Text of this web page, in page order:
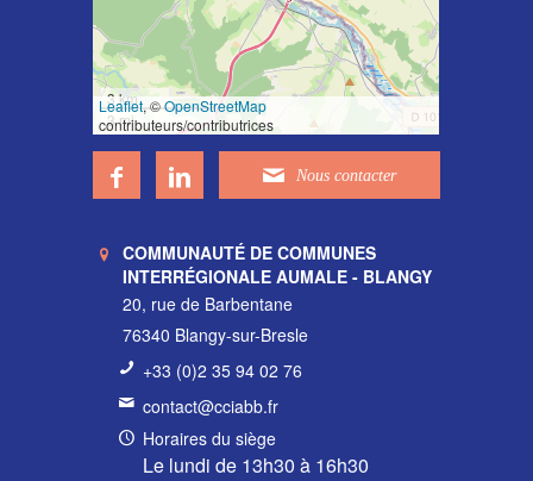
3 km
3 mi
Leaflet, ©OpenStreetMap
contributeurs/contributrices
COMMUNAUTÉ DE COMMUNES
INTERRÉGIONALE AUMALE - BLANGY
20, rue de Barbentane
76340 Blangy-sur-Bresle
+33 (0)2 35 94 02 76
contact@cciabb.fr
Horaires du siège
Le lundi de 13h30 à 16h30